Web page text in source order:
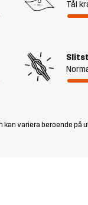
Tål
variera beroende på